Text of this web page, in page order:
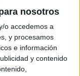
nosotros
o accedemos a
y procesamos
e información
y contenido
pedadogia,
pura pero
(influencia d
los adolescentes:
la verdad, creo